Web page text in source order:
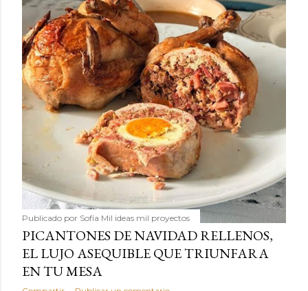
Publicado por Sofía Mil ideas mil proyectos
PICANTONES DE NAVIDAD RELLENOS,
EL LUJO ASEQUIBLE QUE TRIUNFARA
EN TU MESA